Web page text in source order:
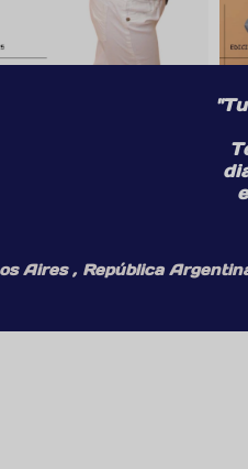
Aires , República